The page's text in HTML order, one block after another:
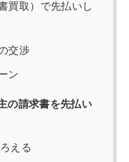
買取）で先払いし
交渉
ン
の請求書を先払い
える